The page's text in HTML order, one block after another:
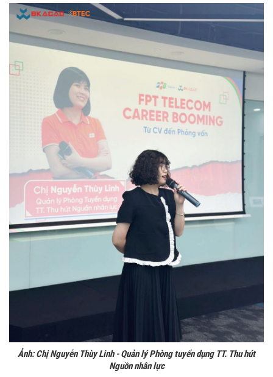
Ảnh: Chị Nguyễn Thùy Linh - Quản lý Phòng tuyển dụng TT. Thu hút
Nguồn nhân lực